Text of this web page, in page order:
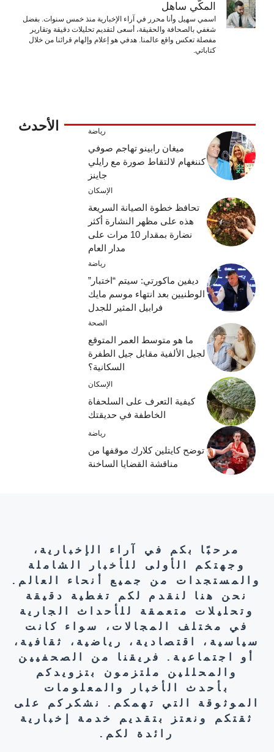
المكّي ساهل
اسمي سهيل وأنا محرر في آراء الإخبارية منذ خمس سنوات. بفضل
شغفي بالصحافة والحقيقة، أسعى لتقديم تحليلات دقيقة وتقارير
مفصلة تعكس واقع عالمنا. هدفي هو إعلام وإلهام قرائنا من خلال
كتاباتي.
الأحدث رياضة
ميغان رابينو تهاجم صوفي
كننغهام لالتقاط صورة مع رايلي
جاينز
الإسكان
تحافظ خطوة الصيانة السريعة
هذه على مظهر النشارة أكثر
نضارة بمقدار 10 مرات على
مدار العام
رياضة
ديفين ماكورتي: سيتم “اختبار”
الوطنيين بعد انتهاء موسم مايك
فرابيل المثير للجدل
الصحة
ما هو متوسط ​​العمر المتوقع
لجيل الألفية مقابل جيل الطفرة
السكانية؟
الإسكان
كيفية التعرف على السلحفاة
الخاطفة في حديقتك
رياضة
توضح كايتلين كلارك موقفها من
مناقشة القضايا الساخنة
مرحبًا بكم في آراء الإخبارية،
وجهتكم الأولى للأخبار الشاملة
والمستجدات من جميع أنحاء العالم.
نحن هنا لنقدم لكم تغطية دقيقة
وتحليلات متعمقة للأحداث الجارية
في مختلف المجالات، سواء كانت
سياسية، اقتصادية، رياضية، ثقافية،
أو اجتماعية. فريقنا من الصحفيين
والمحللين ملتزمون بتزويدكم
بأحدث الأخبار والمعلومات
الموثوقة التي تهمكم. نشكركم على
ثقتكم ونعتز بتقديم خدمة إخبارية
رائدة لكم.